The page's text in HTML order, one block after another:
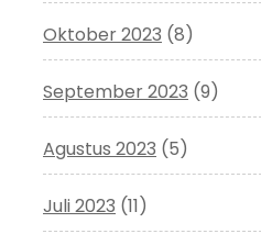
Oktober 2023 (8)
September 2023 (9)
Agustus 2023 (5)
Juli 2023 (11)